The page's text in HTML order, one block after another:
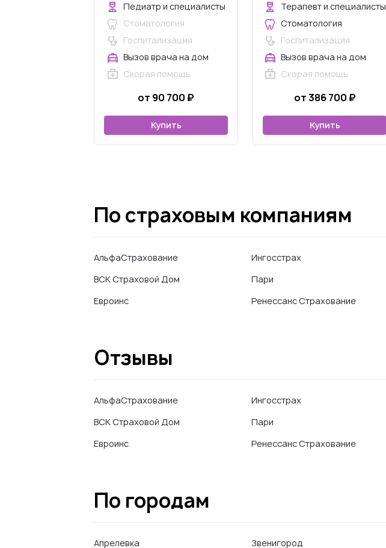
Педиатр и специалисты
Стоматология
Госпитализация
Вызов врача на дом
Скорая помощь
от 90 700 ₽
Купить
Терапевт и специалисты
Стоматология
Госпитализация
Вызов врача на дом
Скорая помощь
от 386 700 ₽
Купить
По страховым компаниям
АльфаСтрахование
ВСК Страховой Дом
Евроинс
Ингосстрах
Пари
Ренессанс Страхование
Отзывы
АльфаСтрахование
ВСК Страховой Дом
Евроинс
Ингосстрах
Пари
Ренессанс Страхование
По городам
Апрелевка Звенигород